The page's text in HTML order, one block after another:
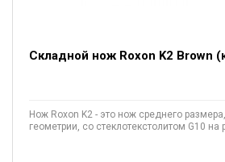
Складной нож Roxon K2 Brown
Нож Roxon K2 - это нож среднего
геометрии, со стеклотекстолитом G10 на